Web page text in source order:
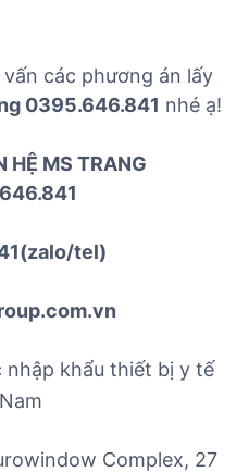
các phương án lấy
0395.646.841 nhé ạ!
HỆ MS TRANG
tel)
nhập khẩu thiết bị y tế
Complex, 27